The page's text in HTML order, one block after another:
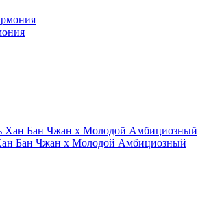
Бан Чжан х Молодой Амбициозный